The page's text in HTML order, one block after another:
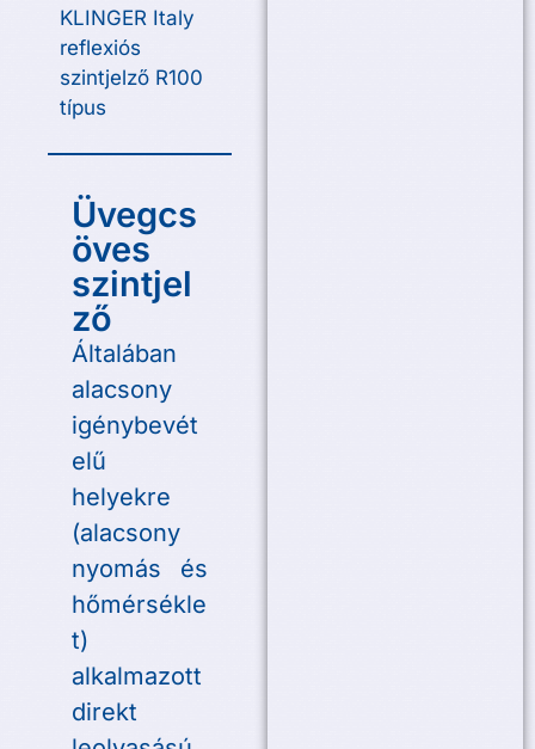
KLINGER Italy
reflexiós
szintjelző R100
típus
Üvegcs
öves
szintjel
ző
Általában
alacsony
igénybevét
elű
helyekre
(alacsony
nyomás és
hőmérsékle
t)
alkalmazott
direkt